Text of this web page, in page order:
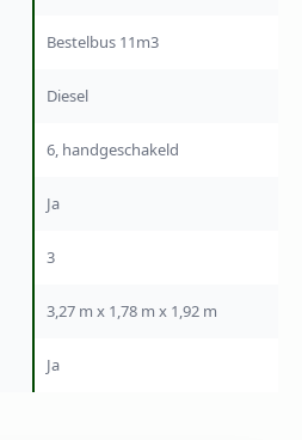
Bestelbus 11m3
Diesel
6, handgeschakeld
Ja
3
3,27 m x 1,78 m x 1,92 m
Ja